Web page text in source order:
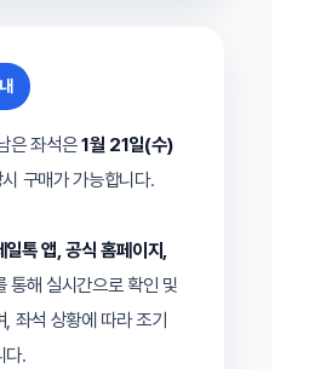
은 좌석은1월 21일(수)
구매가 가능합니다.
일톡 앱, 공식 홈페이지,
통해 실시간으로 확인 및
좌석 상황에 따라 조기
다.